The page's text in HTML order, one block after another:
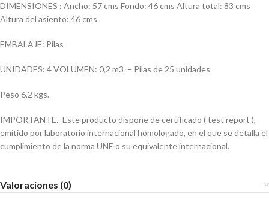
DIMENSIONES : Ancho: 57 cms Fondo: 46 cms Altura total: 83 cms
Altura del asiento: 46 cms
EMBALAJE: Pilas
UNIDADES: 4 VOLUMEN: 0,2 m3 – Pilas de 25 unidades
Peso 6,2 kgs.
IMPORTANTE.- Este producto dispone de certificado ( test report ),
emitido por laboratorio internacional homologado, en el que se detalla el
cumplimiento de la norma UNE o su equivalente internacional.
Valoraciones (0)